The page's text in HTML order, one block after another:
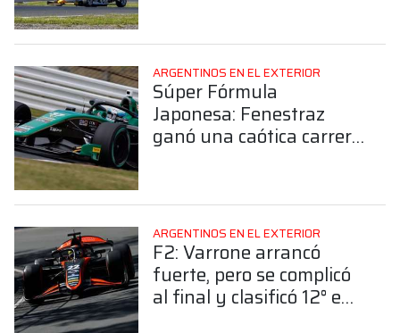
ARGENTINOS EN EL EXTERIOR
Súper Fórmula
Japonesa: Fenestraz
ganó una caótica carrera
ARGENTINOS EN EL EXTERIOR
F2: Varrone arrancó
fuerte, pero se complicó
al final y clasificó 12° en